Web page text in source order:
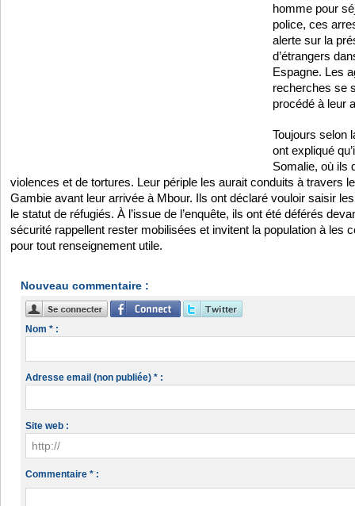
homme pour
police, ces
alerte sur la
d’étrangers
Espagne. Les
recherches se
procédé à leur
Toujours selon
ont expliqué
Somalie, où ils
violences et de tortures. Leur périple les aurait conduits à travers
Gambie avant leur arrivée à Mbour. Ils ont déclaré vouloir saisir
le statut de réfugiés. À l’issue de l’enquête, ils ont été déférés
sécurité rappellent rester mobilisées et invitent la population à les
pour tout renseignement utile.
Nouveau commentaire :
Nom * :
Adresse email (non publiée) * :
Site web :
Commentaire * :